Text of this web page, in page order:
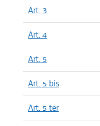
Art. 3
Art. 4
Art. 5
Art. 5 bis
Art. 5 ter